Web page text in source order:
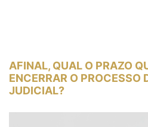
AFINAL, QUAL O PRAZO
ENCERRAR O PROCESSO
JUDICIAL?